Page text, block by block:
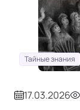
Тайные знания
17.03.2026